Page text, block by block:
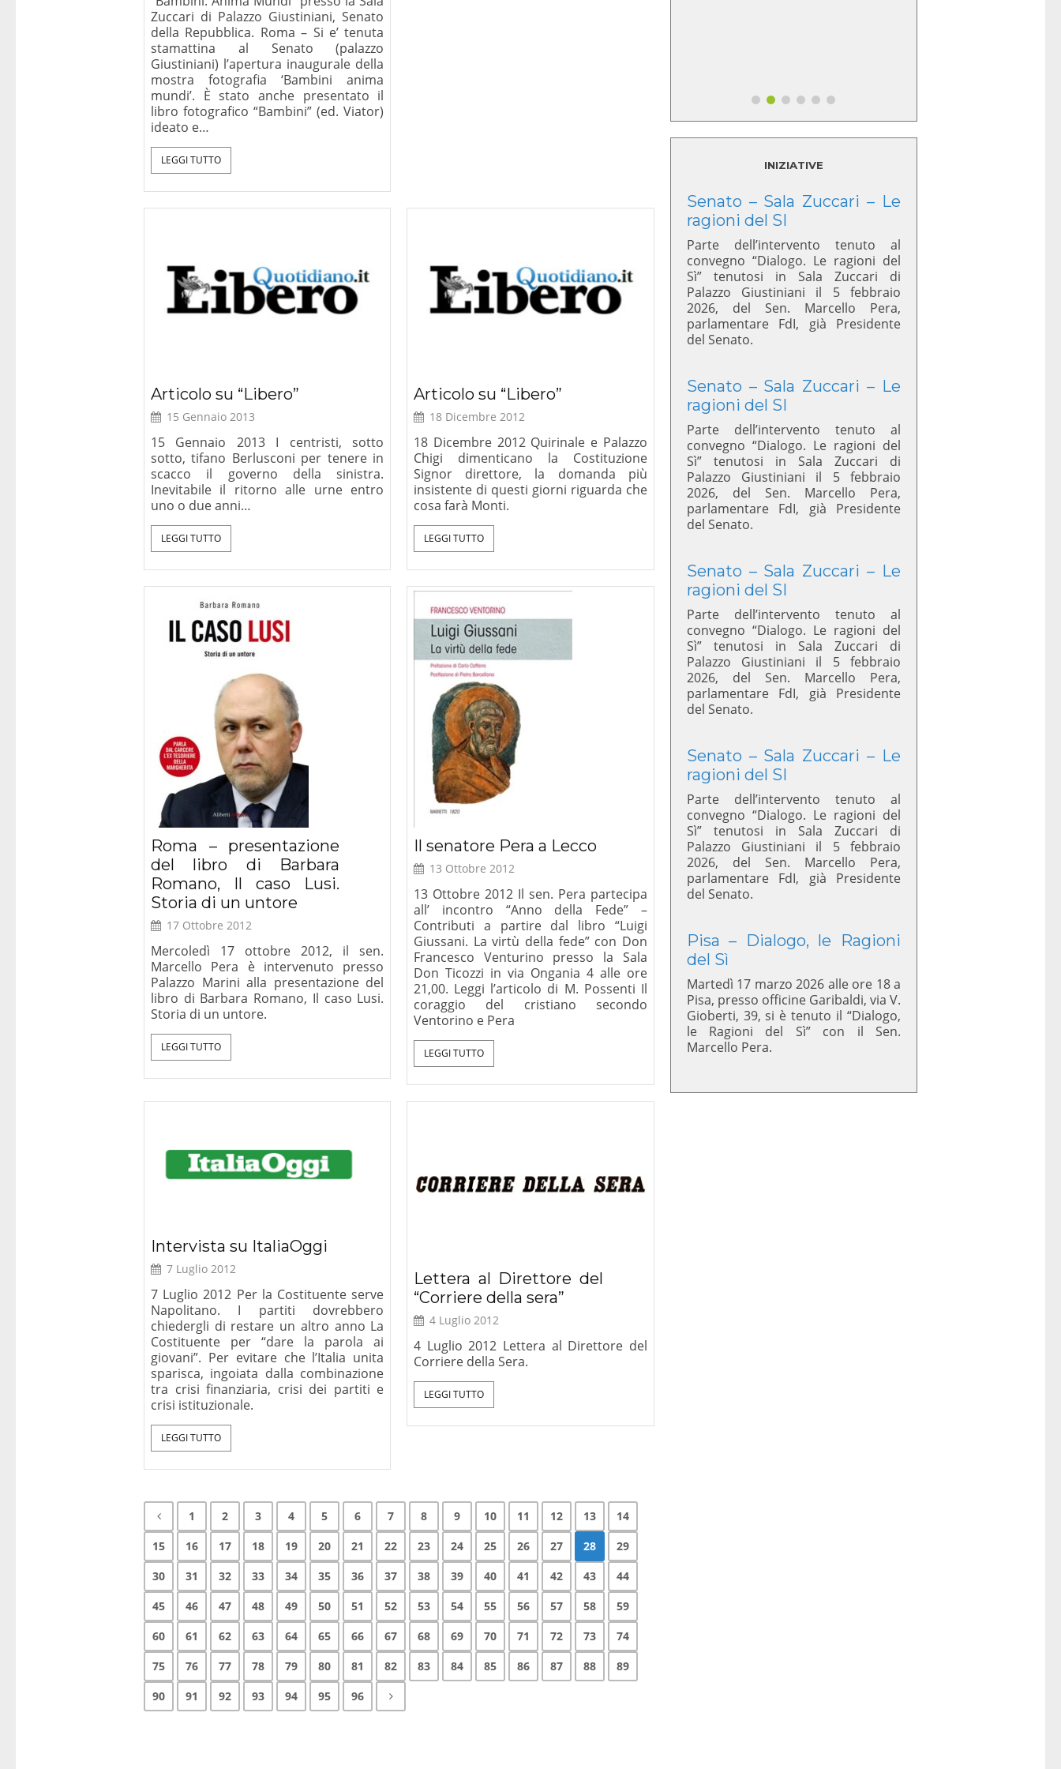
Zuccari di Palazzo Giustiniani, Senato
della Repubblica. Roma – Si e’ tenuta
stamattina al Senato (palazzo
Giustiniani) l’apertura inaugurale della
mostra fotografia ‘Bambini anima
mundi’. È stato anche presentato il
libro fotografico “Bambini” (ed. Viator)
ideato e…
LEGGI TUTTO
Articolo su “Libero”
15 Gennaio 2013
15 Gennaio 2013 I centristi, sotto
sotto, tifano Berlusconi per tenere in
scacco il governo della sinistra.
Inevitabile il ritorno alle urne entro
uno o due anni…
LEGGI TUTTO
Articolo su “Libero”
18 Dicembre 2012
18 Dicembre 2012 Quirinale e Palazzo
Chigi dimenticano la Costituzione
Signor direttore, la domanda più
insistente di questi giorni riguarda che
cosa farà Monti.
LEGGI TUTTO
Roma – presentazione
del libro di Barbara
Romano, Il caso Lusi.
Storia di un untore
17 Ottobre 2012
Mercoledì 17 ottobre 2012, il sen.
Marcello Pera è intervenuto presso
Palazzo Marini alla presentazione del
libro di Barbara Romano, Il caso Lusi.
Storia di un untore.
LEGGI TUTTO
Il senatore Pera a Lecco
13 Ottobre 2012
13 Ottobre 2012 Il sen. Pera partecipa
all’ incontro “Anno della Fede” –
Contributi a partire dal libro “Luigi
Giussani. La virtù della fede” con Don
Francesco Venturino presso la Sala
Don Ticozzi in via Ongania 4 alle ore
21,00. Leggi l’articolo di M. Possenti Il
coraggio del cristiano secondo
Ventorino e Pera
LEGGI TUTTO
Intervista su ItaliaOggi
7 Luglio 2012
7 Luglio 2012 Per la Costituente serve
Napolitano. I partiti dovrebbero
chiedergli di restare un altro anno La
Costituente per “dare la parola ai
giovani”. Per evitare che l’Italia unita
sparisca, ingoiata dalla combinazione
tra crisi finanziaria, crisi dei partiti e
crisi istituzionale.
LEGGI TUTTO
Lettera al Direttore del
“Corriere della sera”
4 Luglio 2012
4 Luglio 2012 Lettera al Direttore del
Corriere della Sera.
LEGGI TUTTO
1 2 3 4 5 6 7 8 9 10 11 12 13
14
15
16 17 18 19 20 21 22 23 24 25 26 27 28
29
30
31 32 33 34 35 36 37 38 39 40 41 42 43
44
45
46 47 48 49 50 51 52 53 54 55 56 57 58
59
60
61 62 63 64 65 66 67 68 69 70 71 72 73
74
75
76 77 78 79 80 81 82 83 84 85 86 87 88
89
90
91 92 93 94 95 96
INIZIATIVE
Senato – Sala Zuccari – Le
ragioni del SI
Parte dell’intervento tenuto al
convegno “Dialogo. Le ragioni del
Sì” tenutosi in Sala Zuccari di
Palazzo Giustiniani il 5 febbraio
2026, del Sen. Marcello Pera,
parlamentare FdI, già Presidente
del Senato.
Senato – Sala Zuccari – Le
ragioni del SI
Parte dell’intervento tenuto al
convegno “Dialogo. Le ragioni del
Sì” tenutosi in Sala Zuccari di
Palazzo Giustiniani il 5 febbraio
2026, del Sen. Marcello Pera,
parlamentare FdI, già Presidente
del Senato.
Senato – Sala Zuccari – Le
ragioni del SI
Parte dell’intervento tenuto al
convegno “Dialogo. Le ragioni del
Sì” tenutosi in Sala Zuccari di
Palazzo Giustiniani il 5 febbraio
2026, del Sen. Marcello Pera,
parlamentare FdI, già Presidente
del Senato.
Senato – Sala Zuccari – Le
ragioni del SI
Parte dell’intervento tenuto al
convegno “Dialogo. Le ragioni del
Sì” tenutosi in Sala Zuccari di
Palazzo Giustiniani il 5 febbraio
2026, del Sen. Marcello Pera,
parlamentare FdI, già Presidente
del Senato.
Pisa – Dialogo, le Ragioni
del Sì
Martedì 17 marzo 2026 alle ore 18 a
Pisa, presso officine Garibaldi, via V.
Gioberti, 39, si è tenuto il “Dialogo,
le Ragioni del Sì” con il Sen.
Marcello Pera.